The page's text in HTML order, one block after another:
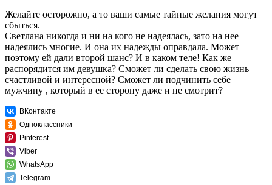
Желайте осторожно, а то ваши самые тайные желания могут
сбыться.
Светлана никогда и ни на кого не надеялась, зато на нее
надеялись многие. И она их надежды оправдала. Может
поэтому ей дали второй шанс? И в каком теле! Как же
распорядится им девушка? Сможет ли сделать свою жизнь
счастливой и интересной? Сможет ли подчинить себе
мужчину , который в ее сторону даже и не смотрит?
ВКонтакте
Одноклассники
Pinterest
Viber
WhatsApp
Telegram